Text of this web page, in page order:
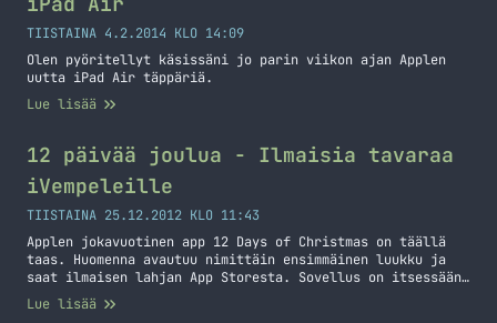
twiittivirtaani tuosta aiemmasta… Jatka lukemista
Digiexpoilemassa vuonna 2013
TIISTAINA 4.2.2014 KLO 14:09
Olen pyöritellyt käsissäni jo parin viikon ajan Applen
uutta iPad Air täppäriä.
Lue lisää
12 päivää joulua - Ilmaisia tavaraa
iVempeleille
TIISTAINA 25.12.2012 KLO 11:43
Applen jokavuotinen app 12 Days of Christmas on täällä
taas. Huomenna avautuu nimittäin ensimmäinen luukku ja
saat ilmaisen lahjan App Storesta. Sovellus on itsessään
ilmainen, joten mitään et menetä hankkimalla tämän ja
sitten kun vielä saat ilmaiseksi tavaraa iPhoneen/iPadiin
Lue lisää